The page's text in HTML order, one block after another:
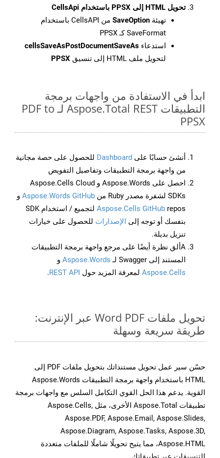
تحويل HTML إلى PPSX باستخدام CellsApi
تهيئة SaveOption
من CellsAPI باستخدام
SaveFormat كـ PPSX
استدعاء cellsSaveAsPostDocumentSaveAs
لتحويل ملف HTML إلى تنسيق
PPSX
ابدأ في الاستفادة من واجهات برمجة
التطبيقات Aspose.Total REST لـ PDF to
PPSX
أنشئ حسابًا على Dashboard للحصول على حصة مجانية
من واجهة برمجة التطبيقات وتفاصيل التفويض
احصل على Aspose.Words و Aspose.Cells Cloud
SDKs لشفرة مصدر Ruby من
Aspose.Words GitHub و
Aspose.Cells GitHub
repos لتجميع / استخدام SDK
بنفسك أو توجه إلى الإصدارات للحصول على خيارات
تنزيل بديلة.
Aألق نظرة أيضًا على مرجع واجهة برمجة التطبيقات
المستند إلى Swagger لـ
Aspose.Words و
Aspose.Cells لمعرفة المزيد حول REST API
.
تحويل ملفات Word PDF عبر الإنترنت:
طريقة سريعة وسهلة
حسّن سير عمل تحويل مستنداتك بتحويل ملفات PDF إلى
HTML باستخدام واجهة برمجة التطبيقات Aspose.Words
القوية. يدعم هذا الحل القوي التكامل السلس مع واجهات برمجة
تطبيقات Aspose.Total الأخرى، مثل Aspose.Cells,
Aspose.PDF, Aspose.Email, Aspose.Slides,
Aspose.Diagram, Aspose.Tasks, Aspose.3D,
Aspose.HTML، مما يتيح تحويلًا شاملًا للملفات متعددة